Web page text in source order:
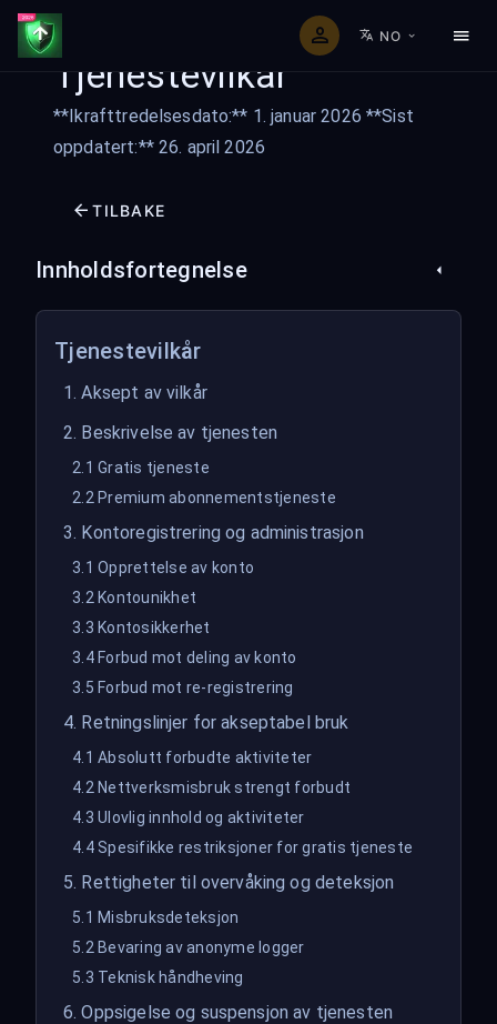
NO
Tjenestevilkår
**Ikrafttredelsesdato:** 1. januar 2026 **Sist
oppdatert:** 26. april 2026
TILBAKE
Innholdsfortegnelse
Tjenestevilkår
1. Aksept av vilkår
2. Beskrivelse av tjenesten
2.1 Gratis tjeneste
2.2 Premium abonnementstjeneste
3. Kontoregistrering og administrasjon
3.1 Opprettelse av konto
3.2 Kontounikhet
3.3 Kontosikkerhet
3.4 Forbud mot deling av konto
3.5 Forbud mot re-registrering
4. Retningslinjer for akseptabel bruk
4.1 Absolutt forbudte aktiviteter
4.2 Nettverksmisbruk strengt forbudt
4.3 Ulovlig innhold og aktiviteter
4.4 Spesifikke restriksjoner for gratis tjeneste
5. Rettigheter til overvåking og deteksjon
5.1 Misbruksdeteksjon
5.2 Bevaring av anonyme logger
5.3 Teknisk håndheving
6. Oppsigelse og suspensjon av tjenesten